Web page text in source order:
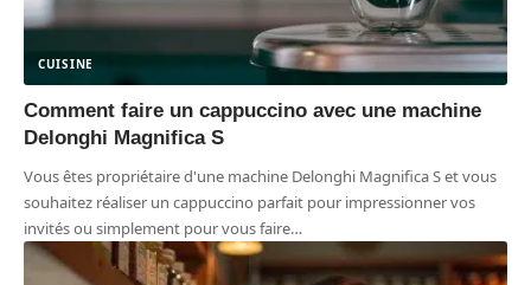
CUISINE
Comment faire un cappuccino avec une machine
Delonghi Magnifica S
Vous êtes propriétaire d'une machine Delonghi Magnifica S et vous
souhaitez réaliser un cappuccino parfait pour impressionner vos
invités ou simplement pour vous faire…